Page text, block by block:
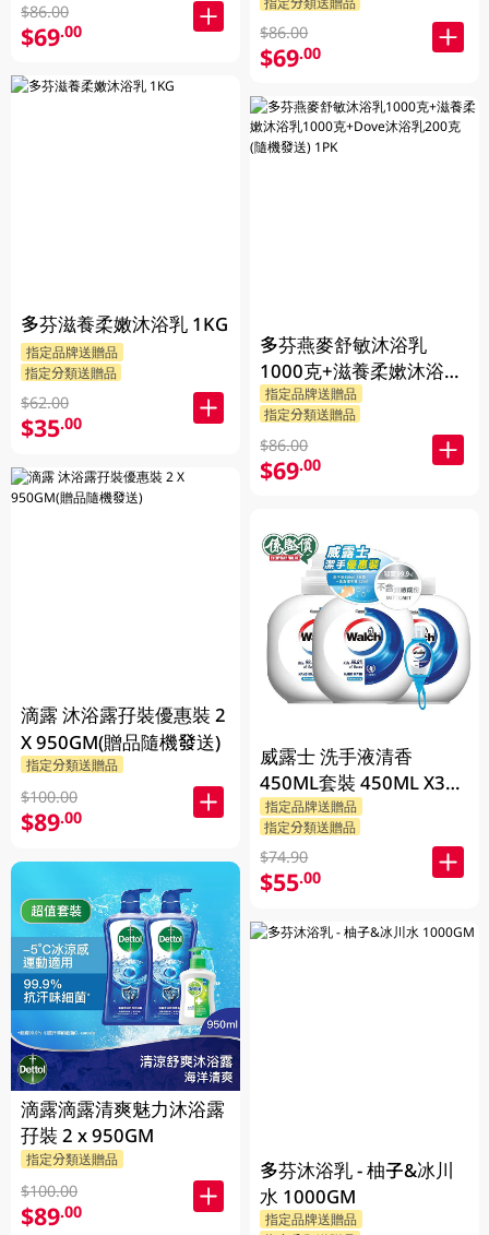
$86.00
$69.00
多芬滋養柔嫩沐浴乳 1KG
指定品牌送贈品
指定分類送贈品
$62.00
$35.00
滴露 沐浴露孖裝優惠裝 2
X 950GM(贈品隨機發送)
指定分類送贈品
$100.00
$89.00
滴露滴露清爽魅力沐浴露
孖裝 2 x 950GM
指定分類送贈品
$100.00
$89.00
贈品 200克
$86.00
$69.00
多芬燕麥舒敏沐浴乳
1000克+滋養柔嫰沐浴乳
1000克+Dove沐浴乳200
克 (隨機發送) 1PK
指定品牌送贈品
指定分類送贈品
$86.00
$69.00
威露士 洗手液清香
450ML套裝 450ML X3
BP
指定品牌送贈品
指定分類送贈品
$74.90
$55.00
多芬沐浴乳 - 柚子&冰川
水 1000GM
指定品牌送贈品